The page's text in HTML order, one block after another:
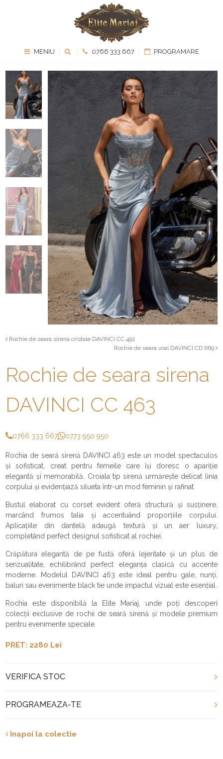
MENIU 0766 333 667 PROGRAMARE
Rochie de seara sirena cristale DAVINCI CC 492
Rochie de seara voal DAVINCI CD 669
Rochie de seara sirena
DAVINCI CC 463
0766 333 667 0773 950 950
Rochia de seară sirenă DAVINCI 463 este un model spectaculos
și sofisticat, creat pentru femeile care își doresc o apariție
elegantă și memorabilă. Croiala tip sirenă urmărește delicat linia
corpului și evidențiază silueta într-un mod feminin și rafinat.
Bustul elaborat cu corset evident oferă structură și susținere,
marcând frumos talia și accentuând proporțiile corpului.
Aplicațiile din dantelă adaugă textură și un aer luxury,
completând perfect designul sofisticat al rochiei.
Crăpătura elegantă de pe fustă oferă lejeritate și un plus de
senzualitate, echilibrând perfect eleganța clasică cu accente
moderne. Modelul DAVINCI 463 este ideal pentru gale, nunți,
baluri sau evenimente black tie unde impactul vizual este esențial.
Rochia este disponibilă la Elite Mariaj, unde poți descoperi
colecții exclusive de rochii de seară sirenă și modele premium
pentru evenimente speciale.
PRET: 2280 Lei
VERIFICA STOC
PROGRAMEAZA-TE
Inapoi la colectie